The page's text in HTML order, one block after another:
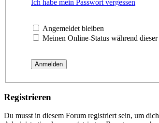
Ich habe mein Passwort vergessen
Angemeldet bleiben
Meinen Online-Status während
Registrieren
Du musst in diesem Forum registriert sein, um